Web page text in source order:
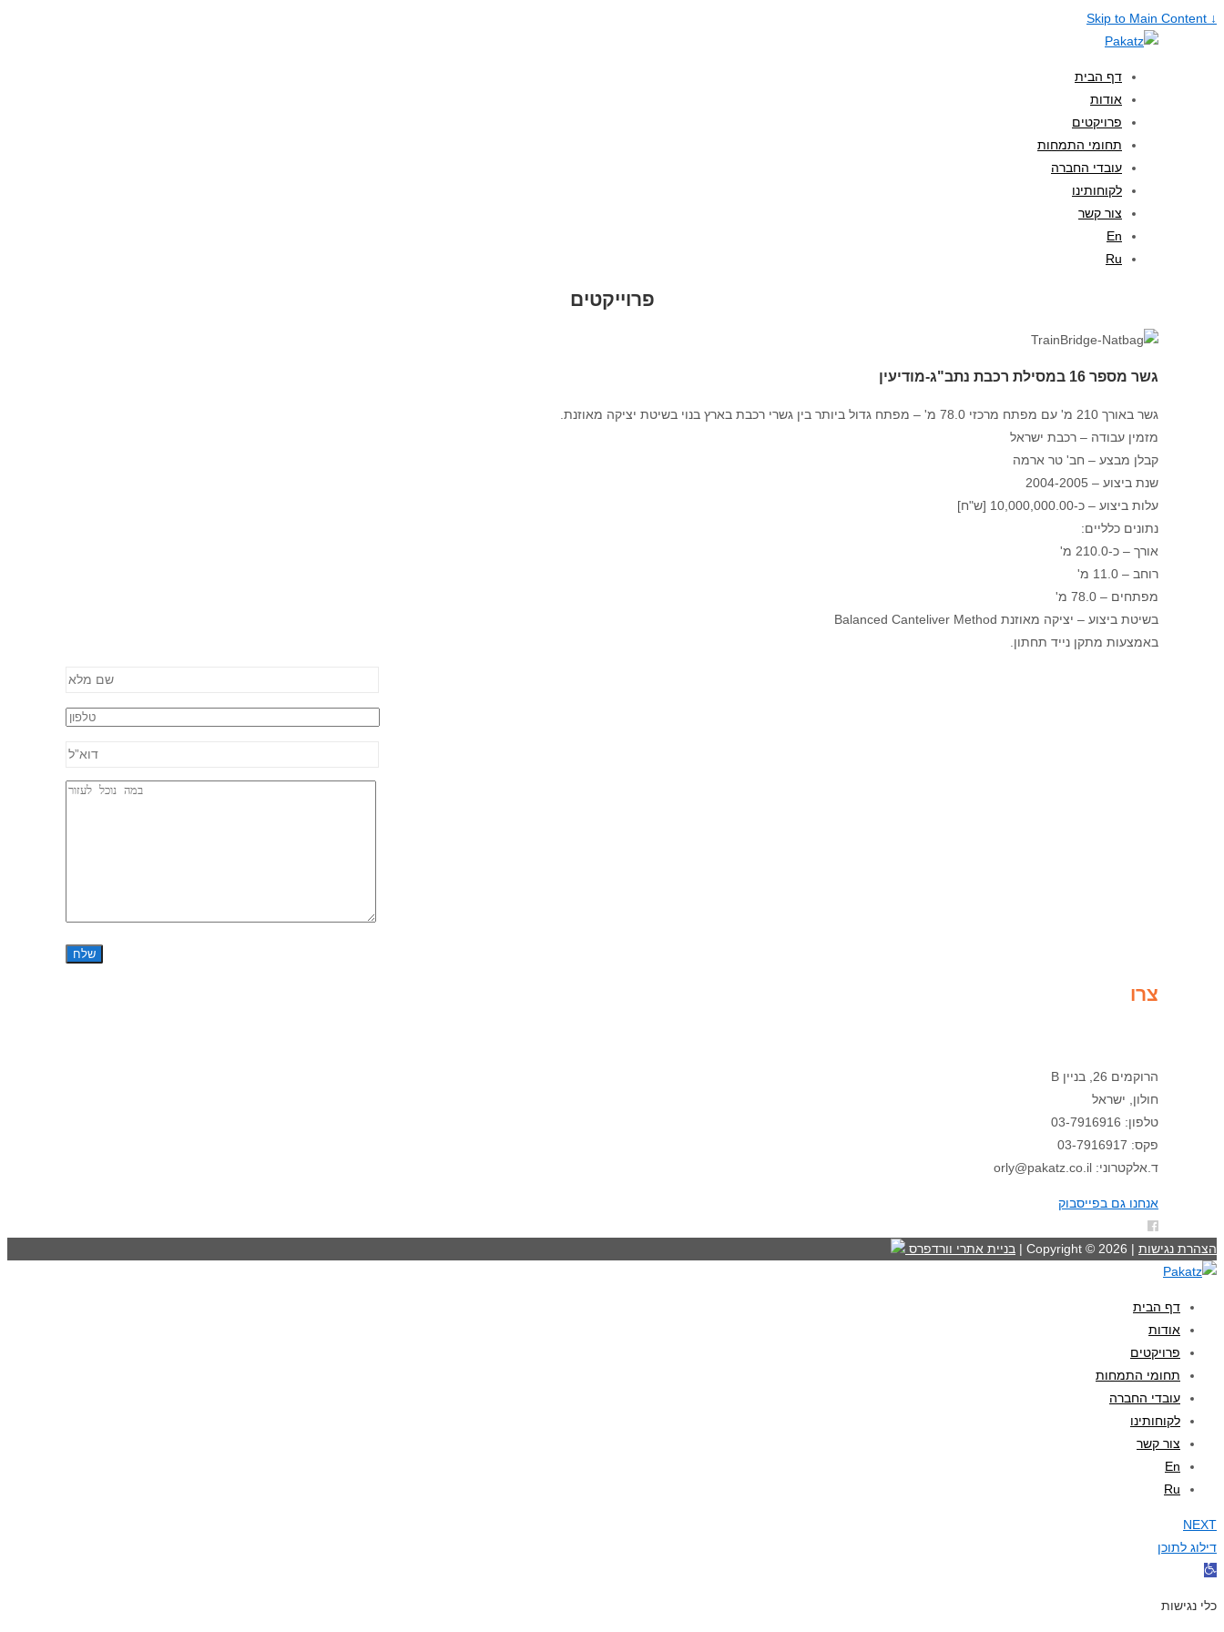
↓ Skip to Main Content
דף הבית
אודות
פרויקטים
תחומי התמחות
עובדי החברה
לקוחותינו
צור קשר
En
Ru
פרוייקטים
גשר מספר 16 במסילת רכבת נתב"ג-מודיעין
גשר באורך 210 מ' עם מפתח מרכזי 78.0 מ' – מפתח גדול ביותר בין גשרי רכבת בארץ בנוי בשיטת יציקה מאוזנת.
מזמין עבודה – רכבת ישראל
קבלן מבצע – חב' טר ארמה
שנת ביצוע – 2004-2005
עלות ביצוע – כ-10,000,000.00 [ש"ח]
נתונים כלליים:
אורך – כ-210.0 מ'
רוחב – 11.0 מ'
מפתחים – 78.0 מ'
בשיטת ביצוע – יציקה מאוזנת Balanced Canteliver Method
באמצעות מתקן נייד תחתון.
צרו
הרוקמים 26, בניין B
חולון, ישראל
טלפון: 03-7916916
פקס: 03-7916917
ד.אלקטרוני: orly@pakatz.co.il
אנחנו גם בפייסבוק
הצהרת נגישות | Copyright © 2026 | בניית אתרי וורדפרס
דף הבית
אודות
פרויקטים
תחומי התמחות
עובדי החברה
לקוחותינו
צור קשר
En
Ru
NEXT
דילוג לתוכן
פתח
נגישות
כלי נגישות